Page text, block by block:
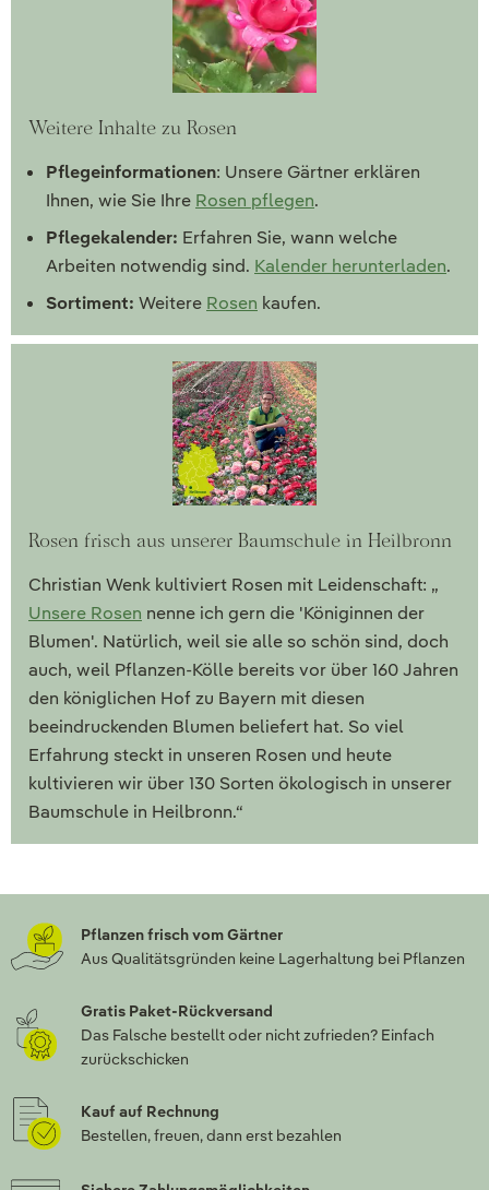
Weitere Inhalte zu Rosen
Pflegeinformationen: Unsere Gärtner erklären
Ihnen, wie Sie Ihre Rosen pflegen.
Pflegekalender: Erfahren Sie, wann welche
Arbeiten notwendig sind. Kalender herunterladen.
Sortiment: Weitere Rosen kaufen.
Rosen frisch aus unserer Baumschule in Heilbronn
Christian Wenk kultiviert Rosen mit Leidenschaft: „
Unsere Rosen nenne ich gern die 'Königinnen der
Blumen'. Natürlich, weil sie alle so schön sind, doch
auch, weil Pflanzen-Kölle bereits vor über 160 Jahren
den königlichen Hof zu Bayern mit diesen
beeindruckenden Blumen beliefert hat. So viel
Erfahrung steckt in unseren Rosen und heute
kultivieren wir über 130 Sorten ökologisch in unserer
Baumschule in Heilbronn.“
Pflanzen frisch vom Gärtner
Aus Qualitätsgründen keine Lagerhaltung bei Pflanzen
Gratis Paket-Rückversand
Das Falsche bestellt oder nicht zufrieden? Einfach
zurückschicken
Kauf auf Rechnung
Bestellen, freuen, dann erst bezahlen